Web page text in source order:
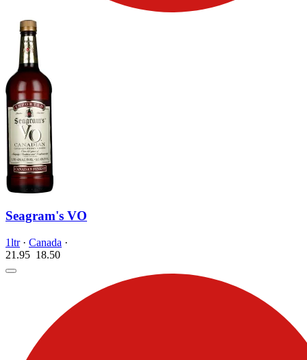
Seagram's VO
1ltr· Canada ·
21.95 18.50